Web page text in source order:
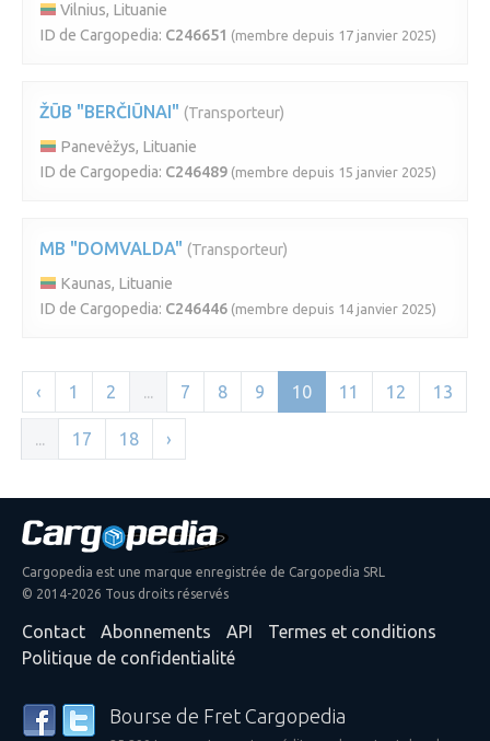
Vilnius, Lituanie
ID de Cargopedia: C246651 (membre depuis 17 janvier 2025)
ŽŪB "BERČIŪNAI" (Transporteur)
Panevėžys, Lituanie
ID de Cargopedia: C246489 (membre depuis 15 janvier 2025)
MB "DOMVALDA" (Transporteur)
Kaunas, Lituanie
ID de Cargopedia: C246446 (membre depuis 14 janvier 2025)
‹ 1 2 ... 7 8 9 10 11 12 13
... 17 18 ›
Cargopedia est une marque enregistrée de Cargopedia SRL
© 2014-2026 Tous droits réservés
Contact Abonnements API
Termes et conditions
Politique de confidentialité
Bourse de Fret Cargopedia